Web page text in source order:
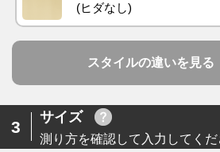
スタイルの違いを見る
3
サイズ
測り方を確認して入力してくだ